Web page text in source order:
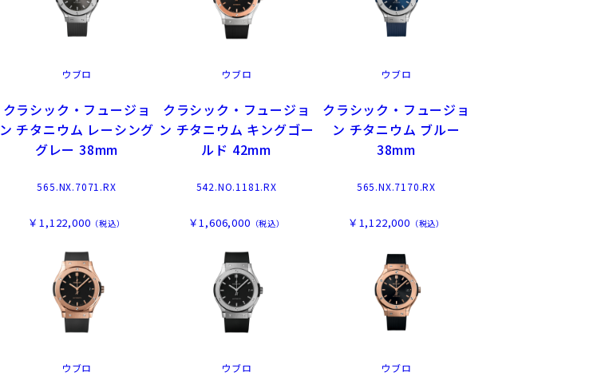
ウブロ
クラシック・フュージョ
ン チタニウム レーシング
グレー 38mm
565.NX.7071.RX
￥1,122,000 （税込）
ウブロ
クラシック・フュージョ
ン チタニウム キングゴー
ルド 42mm
542.NO.1181.RX
￥1,606,000 （税込）
ウブロ
クラシック・フュージョ
ン チタニウム ブルー
38mm
565.NX.7170.RX
￥1,122,000 （税込）
ウブロ ウブロ ウブロ